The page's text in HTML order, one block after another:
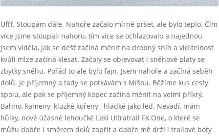
Ufff. Stoupám dále. Nahoře začalo mírně pršet, ale bylo teplo. Čím
více jsme stoupali nahoru, tím více se ochlazovalo a najednou
jsem viděla, jak se déšť začíná měnit na drobný sníh a viditelnost
kvůli mlze začíná klesat. Začaly se objevovat i sněhové pláty se
zbytky sněhu. Pořád to ale bylo fajn. Jsem nahoře a začíná seběh
dolů. Je příjemný a tady se potkávám s Míšou. Běžíme kus cesty
spolu, ale pak se příjemný kopec začíná měnit na velmi příkrý.
Bahno, kameny, kluzké kořeny, hladké jako led. Nevadí, mám
hůlky, nové úžasné lehoučké Leki Ultratrail FX.One, o které se
můžu dobře i směrem dolů zapřít a dobře mě drží i trailové boty